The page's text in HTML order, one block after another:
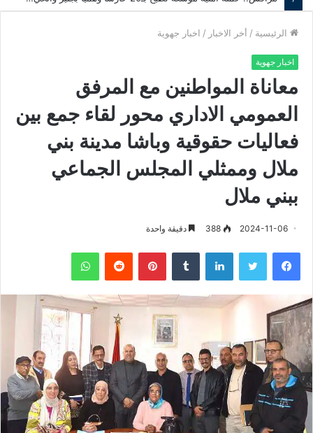
الرئيسية / أخر الاخبار / اخبار جهوية
اخبار جهوية
معاناة المواطنين مع المرفق
العمومي الاداري محور لقاء جمع بين
فعاليات حقوقية وباشا مدينة بني
ملال وممثلي المجلس الجماعي
ببني ملال
2024-11-06
388 دقيقة واحدة
فيسبوك لينكدإن بينتيريست